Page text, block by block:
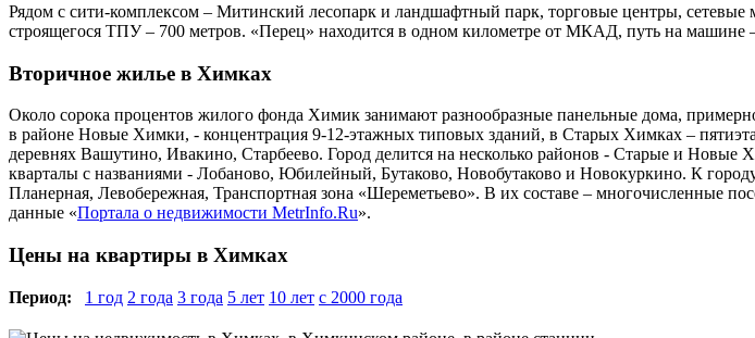
Рядом с сити-комплексом – Митинский лесопарк и ландшафтный парк, торговые центры,
строящегося ТПУ – 700 метров. «Перец» находится в одном километре от МКАД, путь на машине
Вторичное жилье в Химках
Около сорока процентов жилого фонда Химик занимают разнообразные панельные дома,
в районе Новые Химки, - концентрация 9-12-этажных типовых зданий, в Старых Химках –
деревнях Вашутино, Ивакино, Старбеево. Город делится на несколько районов - Старые и
кварталы с названиями - Лобаново, Юбилейный, Бутаково, Новобутаково и Новокуркино. К
Планерная, Левобережная, Транспортная зона «Шереметьево». В их составе – многочисленные
данные «Портала о недвижимости MetrInfo.Ru».
Цены на квартиры в Химках
Период: 1 год 2 года 3 года 5 лет 10 лет с 2000 года